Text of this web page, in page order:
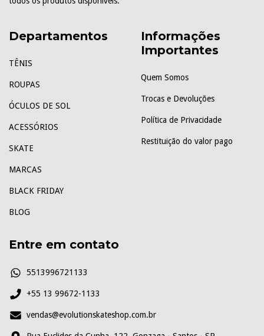
Departamentos
TÊNIS
ROUPAS
ÓCULOS DE SOL
ACESSÓRIOS
SKATE
MARCAS
BLACK FRIDAY
BLOG
Informações
Importantes
Quem Somos
Trocas e Devoluções
Política de Privacidade
Restituição do valor pago
Entre em contato
5513996721133
+55 13 99672-1133
vendas@evolutionskateshop.com.br